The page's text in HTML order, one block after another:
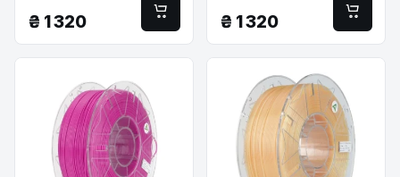
₴ 1 320 ₴ 1 320